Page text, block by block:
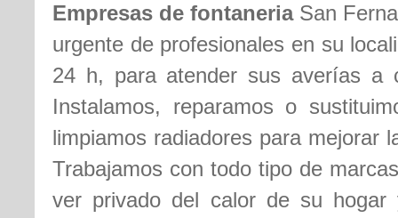
Empresas de fontaneria San
urgente de profesionales en su
24 h, para atender sus averías a
Instalamos, reparamos o
limpiamos radiadores para mejorar
Trabajamos con todo tipo de
ver privado del calor de su hogar